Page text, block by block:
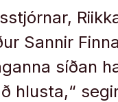
Sannir
síðan
hlusta,“